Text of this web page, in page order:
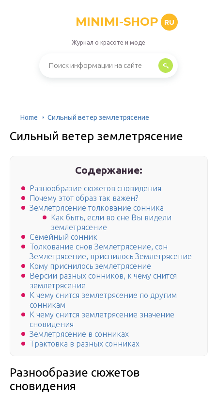
MINIMI-SHOP RU
Журнал о красоте и моде
Home Сильный ветер землетрясение
Сильный ветер землетрясение
Содержание:
Разнообразие сюжетов сновидения
Почему этот образ так важен?
Землетрясение толкование сонника
Как быть, если во сне Вы видели
землетрясение
Семейный сонник
Толкование снов Землетрясение, сон
Землетрясение, приснилось Землетрясение
Кому приснилось землетрясение
Версии разных сонников, к чему снится
землетрясение
К чему снится землетрясение по другим
сонникам
К чему снится землетрясение значение
сновидения
Землетрясение в сонниках
Трактовка в разных сонниках
Разнообразие сюжетов
сновидения